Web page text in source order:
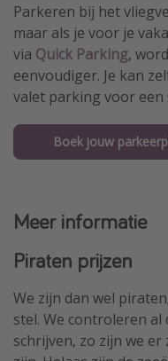
Parkeren bij het
maar als je voor je
via Quick Parking,
eenvoudiger. Je kan
valet parking voor een
Boek jouw
Meer informatie
Piraten prijzen
We zijn dan wel
stel. We controleren al
schrijven, zo zijn we